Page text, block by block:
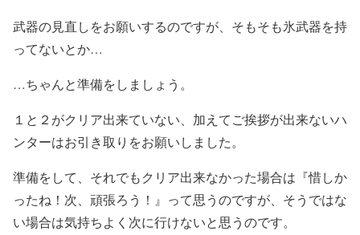
武器の見直しをお願いするのですが、そもそも氷武器を持
ってないとか…
…ちゃんと準備をしましょう。
１と２がクリア出来ていない、加えてご挨拶が出来ないハ
ンターはお引き取りをお願いしました。
準備をして、それでもクリア出来なかった場合は『惜しか
ったね！次、頑張ろう！』って思うのですが、そうではな
い場合は気持ちよく次に行けないと思うのです。